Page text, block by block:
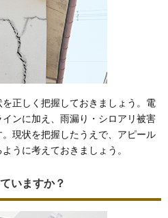
正しく把握しておきましょう。電
ンに加え、雨漏り・シロアリ被害
現状を把握したうえで、アピール
うに考えておきましょう。
いますか？